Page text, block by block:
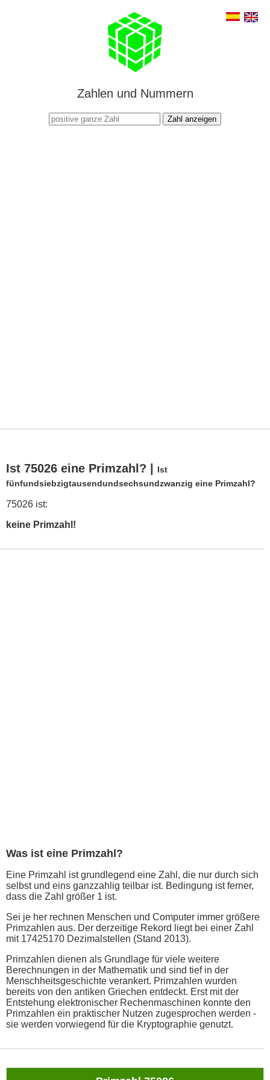
Zahlen und Nummern
Zahl anzeigen
Ist 75026 eine Primzahl? |
Ist
fünfundsiebzigtausendundsechsundzwanzig eine Primzahl?
75026 ist:
keine Primzahl!
Was ist eine Primzahl?
Eine Primzahl ist grundlegend eine Zahl, die nur durch sich
selbst und eins ganzzahlig teilbar ist. Bedingung ist ferner,
dass die Zahl größer 1 ist.
Sei je her rechnen Menschen und Computer immer größere
Primzahlen aus. Der derzeitige Rekord liegt bei einer Zahl
mit 17425170 Dezimalstellen (Stand 2013).
Primzahlen dienen als Grundlage für viele weitere
Berechnungen in der Mathematik und sind tief in der
Menschheitsgeschichte verankert. Primzahlen wurden
bereits von den antiken Griechen entdeckt. Erst mit der
Entstehung elektronischer Rechenmaschinen konnte den
Primzahlen ein praktischer Nutzen zugesprochen werden -
sie werden vorwiegend für die Kryptographie genutzt.